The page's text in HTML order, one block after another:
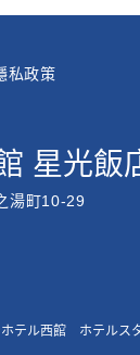
私政策
星光飯
湯町10-29
テル西館 ホテルス